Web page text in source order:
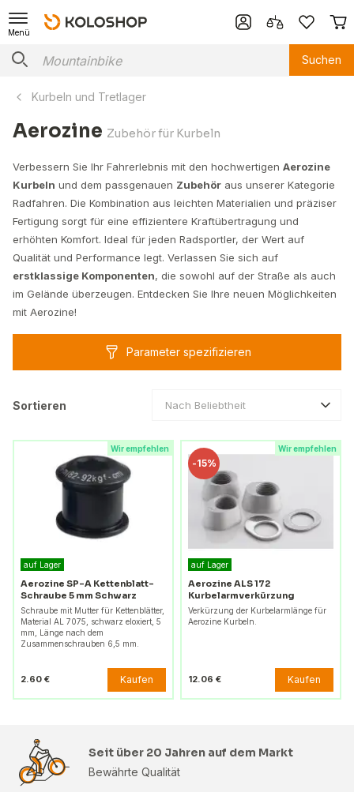
Menü
Suchen
Kurbeln und Tretlager
Aerozine Zubehör für Kurbeln
Verbessern Sie Ihr Fahrerlebnis mit den hochwertigen Aerozine
Kurbeln und dem passgenauen Zubehör aus unserer Kategorie
Radfahren. Die Kombination aus leichten Materialien und präziser
Fertigung sorgt für eine effizientere Kraftübertragung und
erhöhten Komfort. Ideal für jeden Radsportler, der Wert auf
Qualität und Performance legt. Verlassen Sie sich auf
erstklassige Komponenten, die sowohl auf der Straße als auch
im Gelände überzeugen. Entdecken Sie Ihre neuen Möglichkeiten
mit Aerozine!
Parameter spezifizieren
Sortieren Nach Beliebtheit
Wir empfehlen
auf Lager
Aerozine SP-A Kettenblatt-
Schraube 5 mm Schwarz
Schraube mit Mutter für Kettenblätter,
Material AL 7075, schwarz eloxiert, 5
mm, Länge nach dem
Zusammenschrauben 6,5 mm.
2.60 € Kaufen
Wir empfehlen
-15%
auf Lager
Aerozine ALS 172
Kurbelarmverkürzung
Verkürzung der Kurbelarmlänge für
Aerozine Kurbeln.
12.06 € Kaufen
Seit über 20 Jahren auf dem Markt
Bewährte Qualität